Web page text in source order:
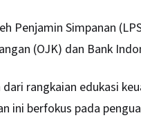
Penjamin Simpanan
(OJK) dan Bank
rangkaian edukasi
ini berfokus pada